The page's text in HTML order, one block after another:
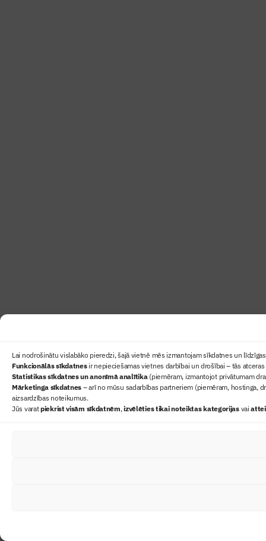
Lai nodrošinātu vislabāko pieredzi, šajā vietnē mēs izmantojam sīkdatnes un
Funkcionālās sīkdatnesir nepieciešamas vietnes darbībai un drošībai – tās
Statistikas sīkdatnes un anonīmā analītika(piemēram, izmantojot privātumam
Mārketinga sīkdatnes – arī no mūsu sadarbības partneriem (piemēram, hostinga,
aizsardzības noteikumus.
Jūs varatpiekrist visām sīkdatnēm,izvēlēties tikai noteiktas kategorijasvai